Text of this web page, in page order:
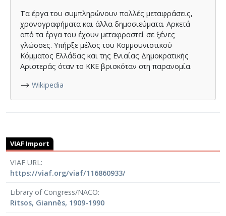
Τα έργα του συμπληρώνουν πολλές μεταφράσεις,
χρονογραφήματα και άλλα δημοσιεύματα. Αρκετά
από τα έργα του έχουν μεταφραστεί σε ξένες
γλώσσες. Υπήρξε μέλος του Κομμουνιστικού
Κόμματος Ελλάδας και της Ενιαίας Δημοκρατικής
Αριστεράς όταν το ΚΚΕ βρισκόταν στη παρανομία.
⟶Wikipedia
VIAF Import
VIAF URL
https://viaf.org/viaf/116860933/
Library of Congress/NACO
Ritsos, Giannēs, 1909-1990